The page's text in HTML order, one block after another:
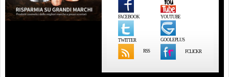
FACEBOOK YOUTUBE
TWITTER GOOLEPLUS
RSS FCLICKR